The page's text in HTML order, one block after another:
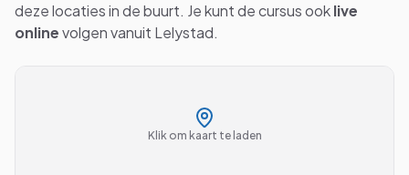
deze locaties in de buurt. Je kunt de cursus ooklive
onlinevolgen vanuit Lelystad.
Klik om kaart te laden